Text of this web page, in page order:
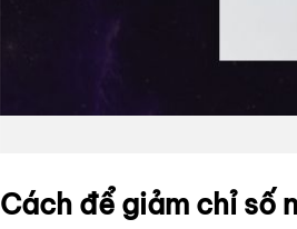
Cách để giảm chỉ số